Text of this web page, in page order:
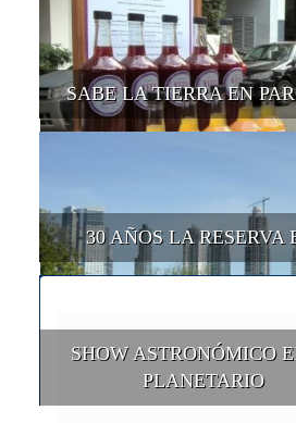
SABE LA TIERRA EN
30 AÑOS LA RESERVA
SHOW ASTRONÓMICO
PLANETARIO